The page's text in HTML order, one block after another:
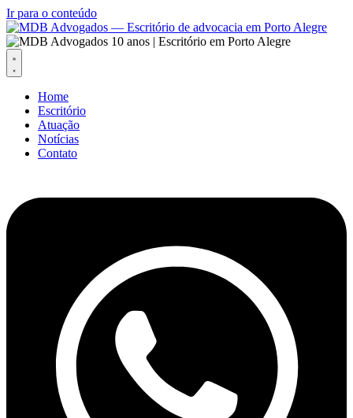
Ir para o conteúdo
Home
Escritório
Atuação
Notícias
Contato